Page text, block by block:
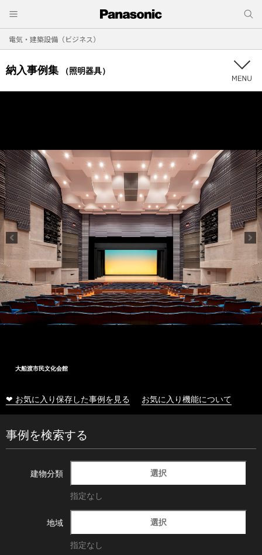
電気・建築設備（ビジネス）
納入事例集 （照明器具）
十和田市総合体育センター
❤ お気に入り保存した事例を見る お気に入り機能について
事例を検索する
建物分類 選択
指定なし
地域 選択
指定なし